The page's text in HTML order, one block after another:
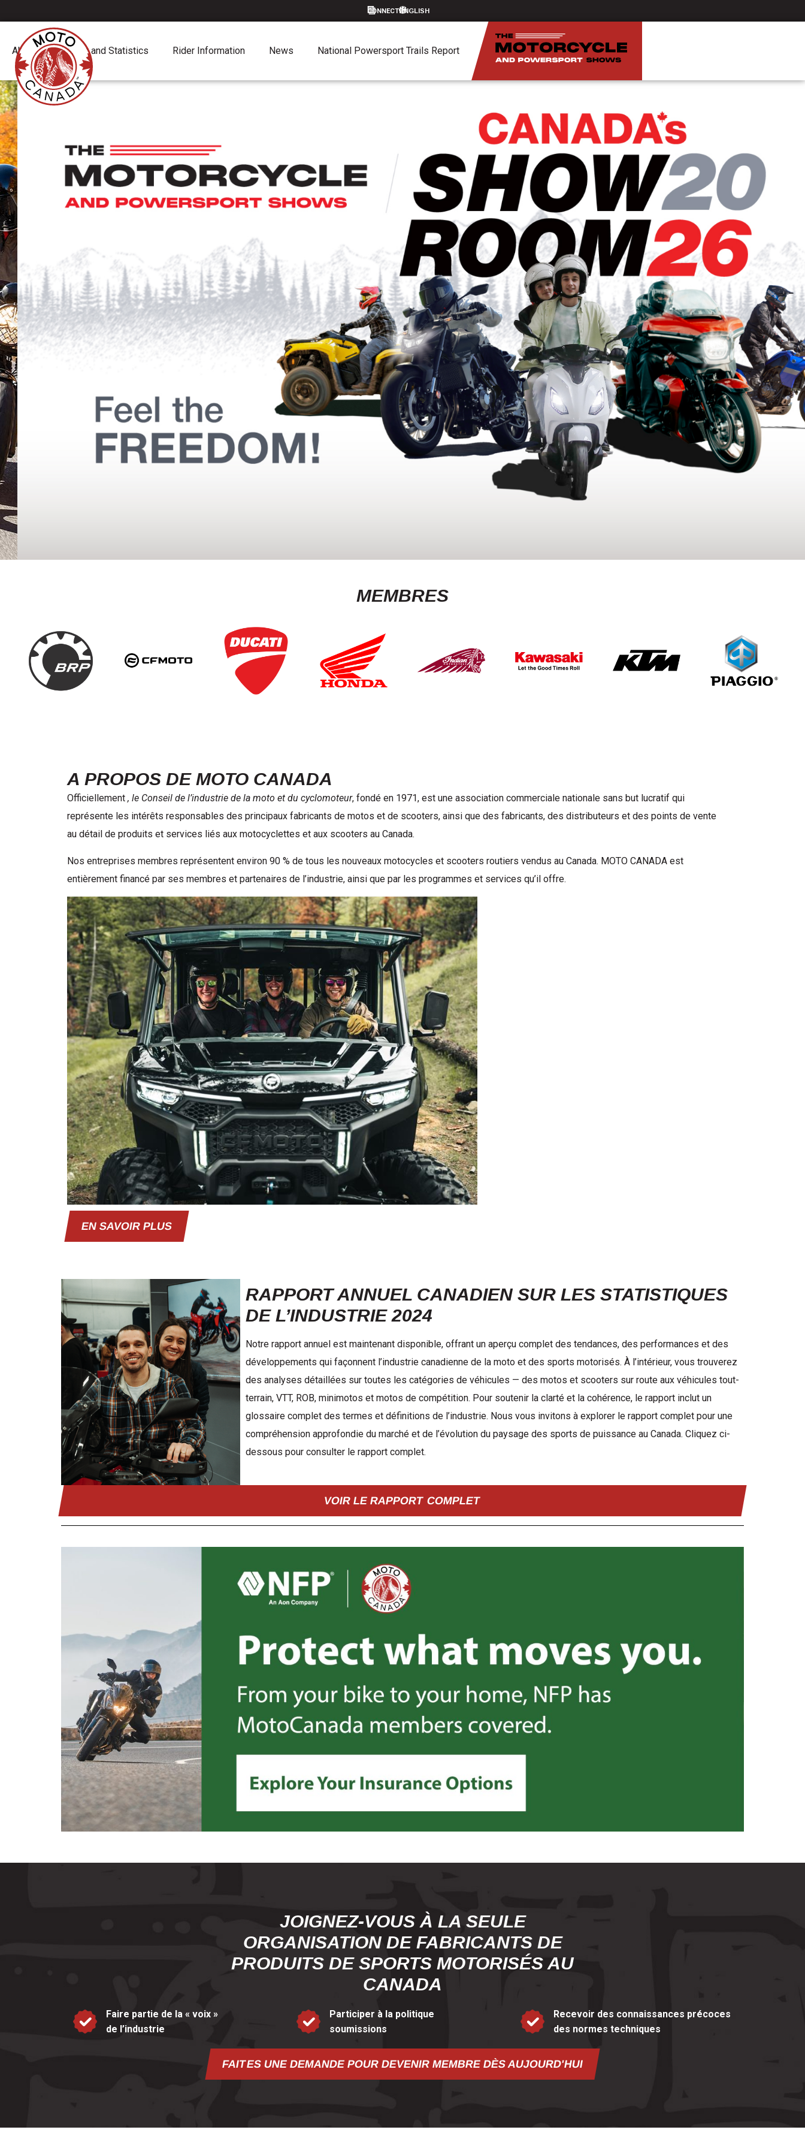
CONNECT
About Report and Statistics Rider Information News National Powersport Trails Report
MEMBRES
A PROPOS DE MOTO CANADA
Officiellement , le Conseil de l’industrie de la moto et du cyclomoteur, fondé en 1971, est une association commerciale nationale sans but lucratif qui
représente les intérêts responsables des principaux fabricants de motos et de scooters, ainsi que des fabricants, des distributeurs et des points de vente
au détail de produits et services liés aux motocyclettes et aux scooters au Canada.
Nos entreprises membres représentent environ 90 % de tous les nouveaux motocycles et scooters routiers vendus au Canada. MOTO CANADA est
entièrement financé par ses membres et partenaires de l’industrie, ainsi que par les programmes et services qu’il offre.
EN SAVOIR PLUS
RAPPORT ANNUEL CANADIEN SUR LES STATISTIQUES
DE L’INDUSTRIE 2024
Notre rapport annuel est maintenant disponible, offrant un aperçu complet des tendances, des performances et des
développements qui façonnent l’industrie canadienne de la moto et des sports motorisés. À l’intérieur, vous trouverez
des analyses détaillées sur toutes les catégories de véhicules — des motos et scooters sur route aux véhicules tout-
terrain, VTT, ROB, minimotos et motos de compétition. Pour soutenir la clarté et la cohérence, le rapport inclut un
glossaire complet des termes et définitions de l’industrie. Nous vous invitons à explorer le rapport complet pour une
compréhension approfondie du marché et de l’évolution du paysage des sports de puissance au Canada. Cliquez ci-
dessous pour consulter le rapport complet.
VOIR LE RAPPORT COMPLET
JOIGNEZ-VOUS À LA SEULE
ORGANISATION DE FABRICANTS DE
PRODUITS DE SPORTS MOTORISÉS AU
CANADA
Faire partie de la « voix »
de l’industrie
Participer à la politique
soumissions
Recevoir des connaissances précoces
des normes techniques
FAITES UNE DEMANDE POUR DEVENIR MEMBRE DÈS AUJOURD'HUI